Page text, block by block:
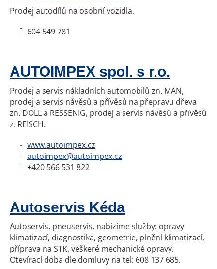
Prodej autodílů na osobní vozidla.
604 549 781
AUTOIMPEX spol. s r.o.
Prodej a servis nákladních automobilů zn. MAN,
prodej a servis návěsů a přívěsů na přepravu dřeva
zn. DOLL a RESSENIG, prodej a servis návěsů a přívěsů
z. REISCH.
www.autoimpex.cz
autoimpex@autoimpex.cz
+420 566 531 822
Autoservis Kéda
Autoservis, pneuservis, nabízíme služby: opravy
klimatizací, diagnostika, geometrie, plnění klimatizací,
příprava na STK, veškeré mechanické opravy.
Otevírací doba dle domluvy na tel: 608 137 685.